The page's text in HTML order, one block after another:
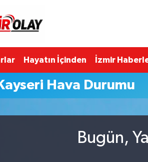
Hayatın İçinden İzmir
Hava Durumu
Bugün,
Haritası
Durumu ve Fikstür